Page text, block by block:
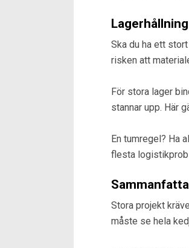
Ska du ha ett
risken att
För stora lager
stannar upp. Här
En tumregel? Ha
flesta
Stora projekt
måste se hela